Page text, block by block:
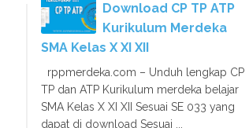
Download CP TP ATP
Kurikulum Merdeka
SMA Kelas X XI XII
rppmerdeka.com – Unduh lengkap CP
TP dan ATP Kurikulum merdeka belajar
SMA Kelas X XI XII Sesuai SE 033 yang
dapat di download Sesuai ...